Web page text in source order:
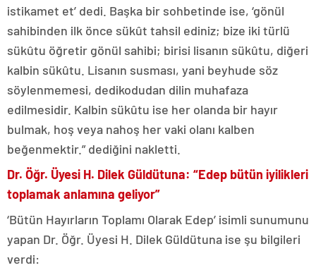
istikamet et’ dedi. Başka bir sohbetinde ise, ‘gönül
sahibinden ilk önce sükût tahsil ediniz; bize iki türlü
sükûtu öğretir gönül sahibi; birisi lisanın sükûtu, diğeri
kalbin sükûtu. Lisanın susması, yani beyhude söz
söylenmemesi, dedikodudan dilin muhafaza
edilmesidir. Kalbin sükûtu ise her olanda bir hayır
bulmak, hoş veya nahoş her vaki olanı kalben
beğenmektir.” dediğini nakletti.
Dr. Öğr. Üyesi H. Dilek Güldütuna: “Edep bütün iyilikleri
toplamak anlamına geliyor”
‘Bütün Hayırların Toplamı Olarak Edep’ isimli sunumunu
yapan Dr. Öğr. Üyesi H. Dilek Güldütuna ise şu bilgileri
verdi: